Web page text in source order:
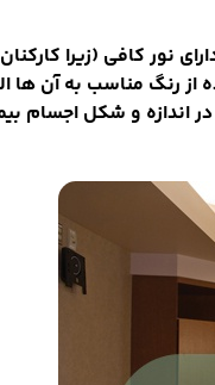
نور کافی (زیرا
از رنگ مناسب به آن ها